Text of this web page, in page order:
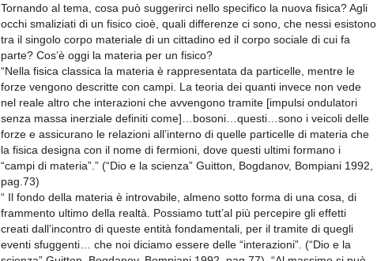
Tornando al tema, cosa può suggerirci nello specifico la nuova fisica? Agli
occhi smaliziati di un fisico cioè, quali differenze ci sono, che nessi esistono
tra il singolo corpo materiale di un cittadino ed il corpo sociale di cui fa
parte? Cos’è oggi la materia per un fisico?
“Nella fisica classica la materia è rappresentata da particelle, mentre le
forze vengono descritte con campi. La teoria dei quanti invece non vede
nel reale altro che interazioni che avvengono tramite [impulsi ondulatori
senza massa inerziale definiti come]…bosoni…questi…sono i veicoli delle
forze e assicurano le relazioni all’interno di quelle particelle di materia che
la fisica designa con il nome di fermioni, dove questi ultimi formano i
“campi di materia”.” (“Dio e la scienza” Guitton, Bogdanov, Bompiani 1992,
pag.73)
“ Il fondo della materia è introvabile, almeno sotto forma di una cosa, di
frammento ultimo della realtà. Possiamo tutt’al più percepire gli effetti
creati dall’incontro di queste entità fondamentali, per il tramite di quegli
eventi sfuggenti… che noi diciamo essere delle “interazioni”. (“Dio e la